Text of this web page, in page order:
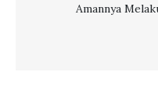
PelatihanAmannya